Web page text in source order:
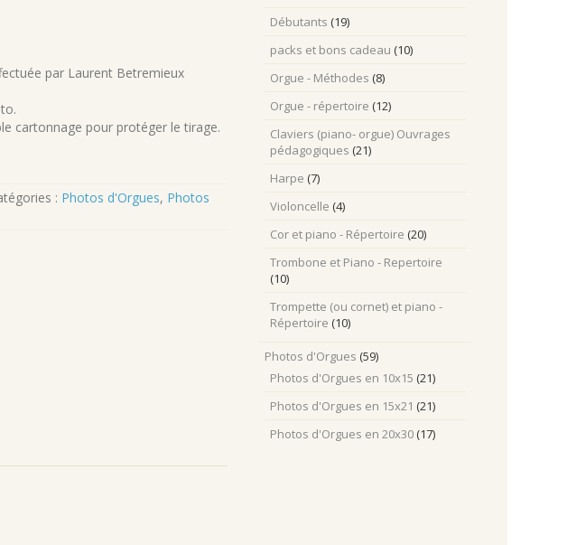
par Laurent Betremieux
cartonnage pour protéger le tirage.
: Photos d'Orgues, Photos
Débutants (19)
packs et bons cadeau (10)
Orgue - Méthodes (8)
Orgue - répertoire (12)
Claviers (piano- orgue) Ouvrages
pédagogiques (21)
Harpe (7)
Violoncelle (4)
Cor et piano - Répertoire (20)
Trombone et Piano - Repertoire
(10)
Trompette (ou cornet) et piano -
Répertoire (10)
Photos d'Orgues (59)
Photos d'Orgues en 10x15 (21)
Photos d'Orgues en 15x21 (21)
Photos d'Orgues en 20x30 (17)